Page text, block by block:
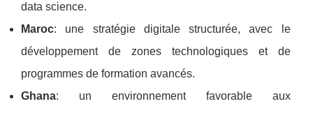
data science.
Maroc: une stratégie digitale structurée, avec le
développement de zones technologiques et de
programmes de formation avancés.
Ghana: un environnement favorable aux